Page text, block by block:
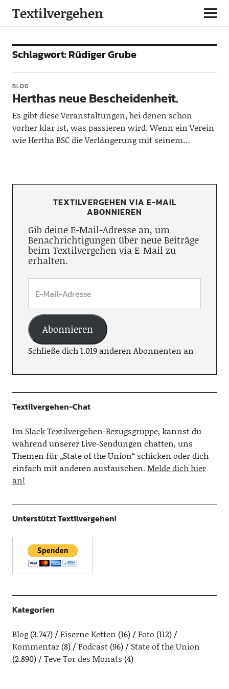
Textilvergehen
Schlagwort:Rüdiger Grube
BLOG
Herthas neue Bescheidenheit.
Es gibt diese Veranstaltungen, bei denen schon
vorher klar ist, was passieren wird. Wenn ein Verein
wie Hertha BSC die Verlängerung mit seinem…
TEXTILVERGEHEN VIA E-MAIL
ABONNIEREN
Gib deine E-Mail-Adresse an, um
Benachrichtigungen über neue Beiträge
beim Textilvergehen via E-Mail zu
erhalten.
Abonnieren
Schließe dich 1.019 anderen Abonnenten an
Textilvergehen-Chat
Im Slack Textilvergehen-Bezugsgruppe, kannst du
während unserer Live-Sendungen chatten, uns
Themen für „State of the Union“ schicken oder dich
einfach mit anderen austauschen.Melde dich hier
an!
Unterstützt Textilvergehen!
Kategorien
Blog(3.747) Eiserne Ketten (16) Foto (112)
Kommentar(8) Podcast(96)
State of the Union
(2.890)
Teve Tor des Monats (4)